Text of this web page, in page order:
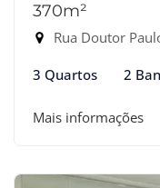
370m²
Rua Doutor Paulo
3 Quartos 2
Mais informações